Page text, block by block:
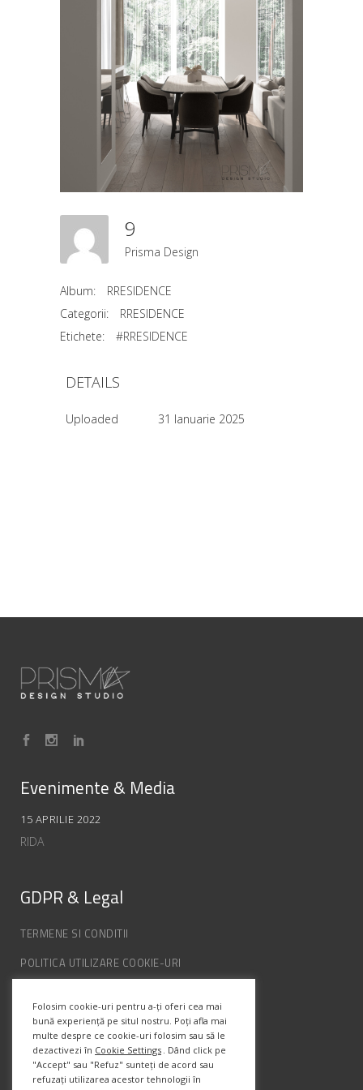
9
Prisma Design
Album:
RRESIDENCE
Categorii:
RRESIDENCE
Etichete:
#RRESIDENCE
DETAILS
Uploaded 31 Ianuarie 2025
Evenimente & Media
15 APRILIE 2022
RIDA
GDPR & Legal
TERMENE SI CONDITII
POLITICA UTILIZARE COOKIE-URI
ANPC
Info Contact
Folosim cookie-uri pentru a-ți oferi cea mai
bună experiență pe situl nostru. Poți afla mai
multe despre ce cookie-uri folosim sau să le
dezactivezi în Cookie Settings . Dând click pe
"Accept" sau "Refuz" sunteți de acord sau
refuzați utilizarea acestor tehnologii în